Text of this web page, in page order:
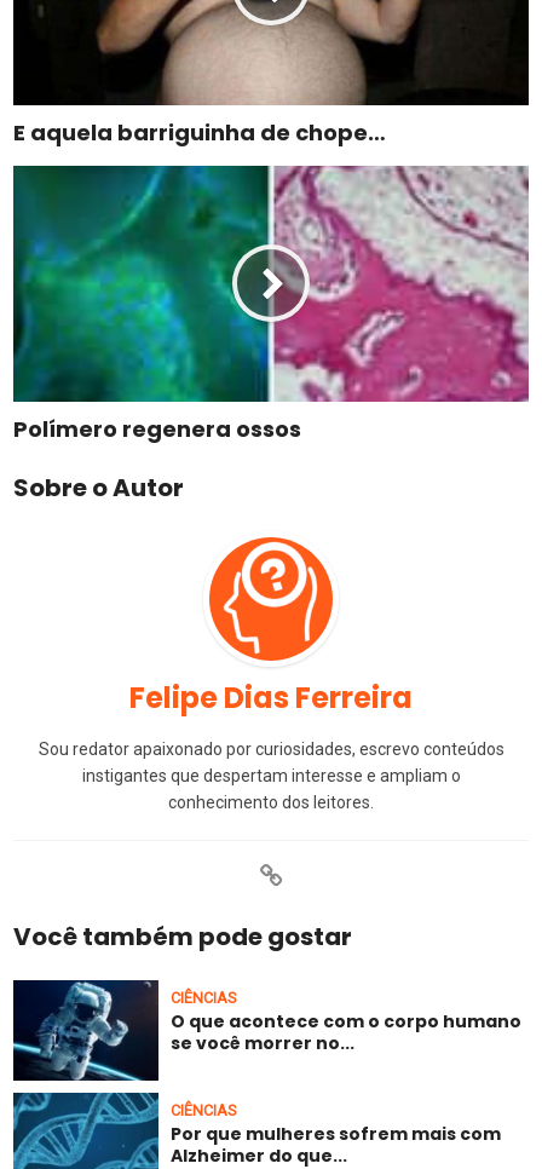
E aquela barriguinha de chope…
Polímero regenera ossos
Sobre o Autor
Felipe Dias Ferreira
Sou redator apaixonado por curiosidades, escrevo conteúdos
instigantes que despertam interesse e ampliam o
conhecimento dos leitores.
Você também pode gostar
CIÊNCIAS
O que acontece com o corpo humano
se você morrer no...
CIÊNCIAS
Por que mulheres sofrem mais com
Alzheimer do que...